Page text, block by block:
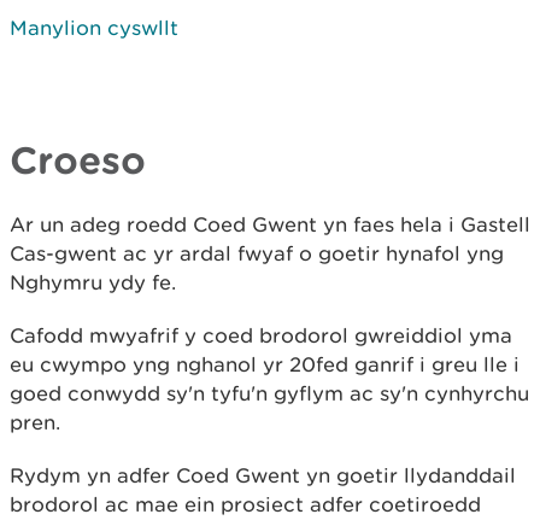
Manylion cyswllt
Croeso
Ar un adeg roedd Coed Gwent yn faes hela i Gastell
Cas-gwent ac yr ardal fwyaf o goetir hynafol yng
Nghymru ydy fe.
Cafodd mwyafrif y coed brodorol gwreiddiol yma
eu cwympo yng nghanol yr 20fed ganrif i greu lle i
goed conwydd sy'n tyfu'n gyflym ac sy'n cynhyrchu
pren.
Rydym yn adfer Coed Gwent yn goetir llydanddail
brodorol ac mae ein prosiect adfer coetiroedd